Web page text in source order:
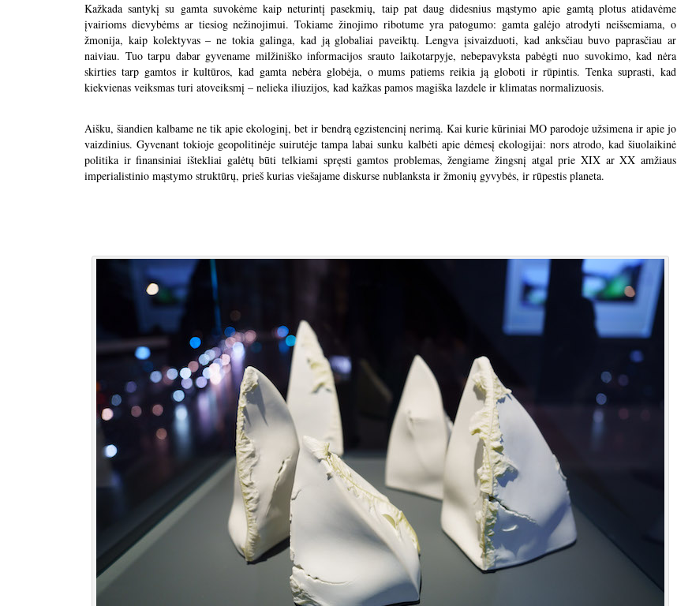
Kažkada santykį su gamta suvokėme kaip neturintį pasekmių, taip pat daug didesnius mąstymo apie gamtą plotus atidavėme
įvairioms dievybėms ar tiesiog nežinojimui. Tokiame žinojimo ribotume yra patogumo: gamta galėjo atrodyti neišsemiama, o
žmonija, kaip kolektyvas – ne tokia galinga, kad ją globaliai paveiktų. Lengva įsivaizduoti, kad anksčiau buvo paprasčiau ar
naiviau. Tuo tarpu dabar gyvename milžiniško informacijos srauto laikotarpyje, nebepavyksta pabėgti nuo suvokimo, kad nėra
skirties tarp gamtos ir kultūros, kad gamta nebėra globėja, o mums patiems reikia ją globoti ir rūpintis. Tenka suprasti, kad
kiekvienas veiksmas turi atoveiksmį – nelieka iliuzijos, kad kažkas pamos magiška lazdele ir klimatas normalizuosis.
Aišku, šiandien kalbame ne tik apie ekologinį, bet ir bendrą egzistencinį nerimą. Kai kurie kūriniai MO parodoje užsimena ir apie jo
vaizdinius. Gyvenant tokioje geopolitinėje suirutėje tampa labai sunku kalbėti apie dėmesį ekologijai: nors atrodo, kad šiuolaikinė
politika ir finansiniai ištekliai galėtų būti telkiami spręsti gamtos problemas, žengiame žingsnį atgal prie XIX ar XX amžiaus
imperialistinio mąstymo struktūrų, prieš kurias viešajame diskurse nublanksta ir žmonių gyvybės, ir rūpestis planeta.